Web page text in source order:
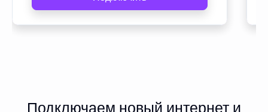
Подключаем новый интернет и